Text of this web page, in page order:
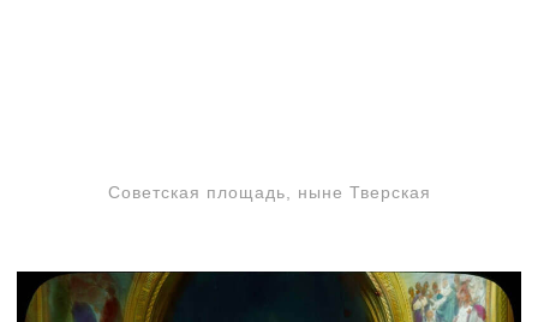
Советская площадь, ныне Тверская